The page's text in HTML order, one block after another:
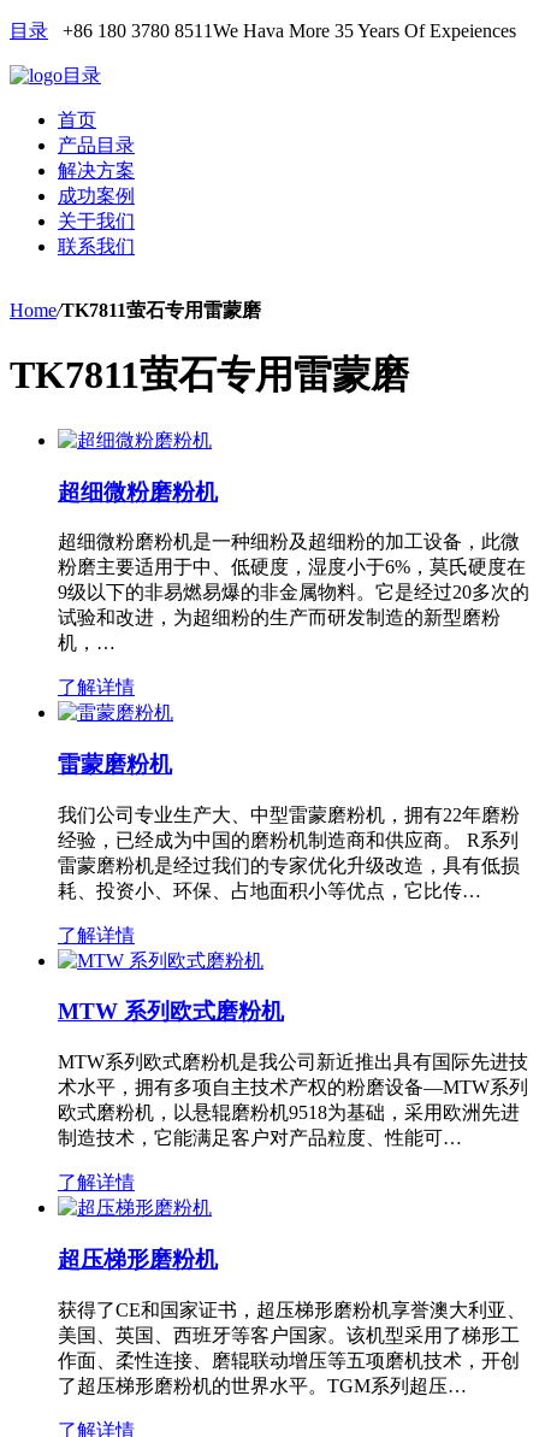
目录 +86 180 3780 8511We Hava More 35 Years Of Expeiences
目录
首页
产品目录
解决方案
成功案例
关于我们
联系我们
Home/TK7811萤石专用雷蒙磨
TK7811萤石专用雷蒙磨
超细微粉磨粉机
超细微粉磨粉机是一种细粉及超细粉的加工设备，此微
粉磨主要适用于中、低硬度，湿度小于6%，莫氏硬度在
9级以下的非易燃易爆的非金属物料。它是经过20多次的
试验和改进，为超细粉的生产而研发制造的新型磨粉
机，…
了解详情
雷蒙磨粉机
我们公司专业生产大、中型雷蒙磨粉机，拥有22年磨粉
经验，已经成为中国的磨粉机制造商和供应商。 R系列
雷蒙磨粉机是经过我们的专家优化升级改造，具有低损
耗、投资小、环保、占地面积小等优点，它比传…
了解详情
MTW 系列欧式磨粉机
MTW系列欧式磨粉机是我公司新近推出具有国际先进技
术水平，拥有多项自主技术产权的粉磨设备—MTW系列
欧式磨粉机，以悬辊磨粉机9518为基础，采用欧洲先进
制造技术，它能满足客户对产品粒度、性能可…
了解详情
超压梯形磨粉机
获得了CE和国家证书，超压梯形磨粉机享誉澳大利亚、
美国、英国、西班牙等客户国家。该机型采用了梯形工
作面、柔性连接、磨辊联动增压等五项磨机技术，开创
了超压梯形磨粉机的世界水平。TGM系列超压…
了解详情